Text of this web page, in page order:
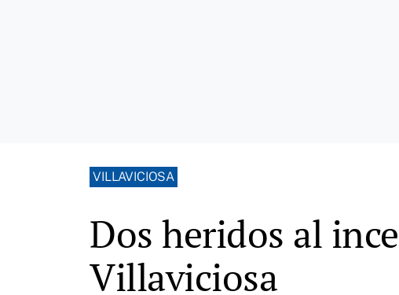
VILLAVICIOSA
Dos heridos al
Villaviciosa